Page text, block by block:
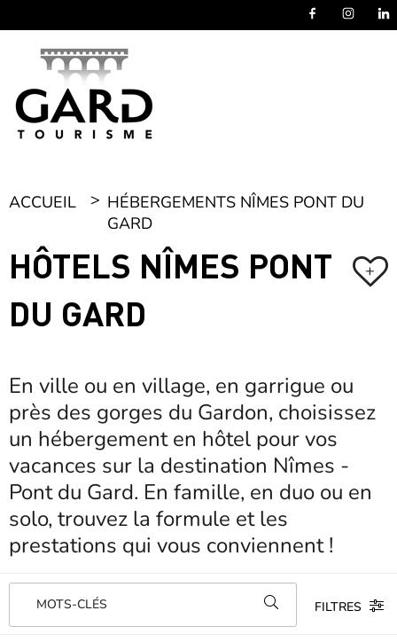
ACCUEIL
HÉBERGEMENTS NÎMES PONT DU
GARD
HÔTELS NÎMES PONT
DU GARD
+
En ville ou en village, en garrigue ou
près des gorges du Gardon, choisissez
un hébergement en hôtel pour vos
vacances sur la destination Nîmes -
Pont du Gard. En famille, en duo ou en
solo, trouvez la formule et les
prestations qui vous conviennent !
MOTS-CLÉS FILTRES